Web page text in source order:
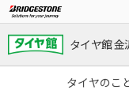
タイヤ館 金
タイヤのこ